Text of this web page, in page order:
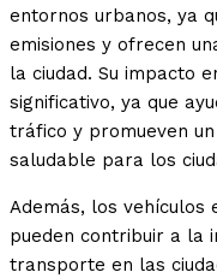
entornos urbanos, ya
emisiones y ofrecen
la ciudad. Su impacto
significativo, ya que
tráfico y promueven
saludable para los
Además, los vehículos
pueden contribuir a la
transporte en las